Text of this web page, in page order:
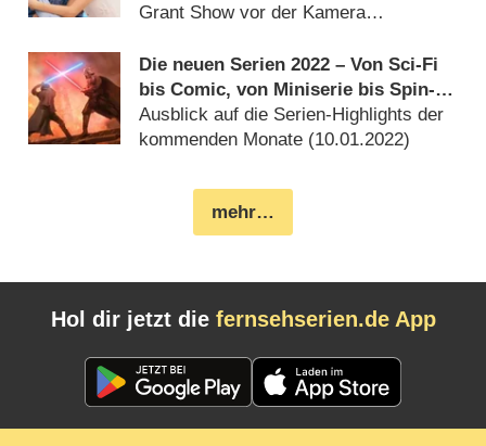
Grant Show vor der Kamera
Die neuen Serien 2022 – Von Sci-Fi
bis Comic, von Miniserie bis Spin-
Off
Ausblick auf die Serien-Highlights der
kommenden Monate (10.01.2022)
mehr…
Hol dir jetzt die fernsehserien.de App